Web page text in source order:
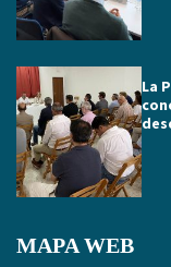
La
MAPA WEB